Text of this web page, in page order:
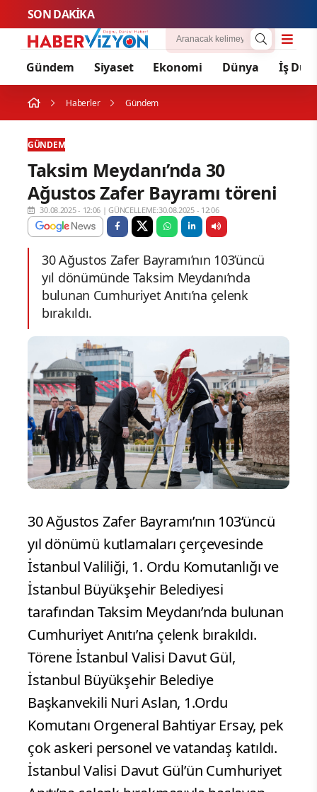
SON DAKİKA
Gündem Siyaset Ekonomi Dünya İş
Haberler Gündem
GÜNDEM
Taksim Meydanı’nda 30
Ağustos Zafer Bayramı töreni
30.08.2025 - 12:06 |GÜNCELLEME:30.08.2025 - 12:06
30 Ağustos Zafer Bayramı’nın 103’üncü
yıl dönümünde Taksim Meydanı’nda
bulunan Cumhuriyet Anıtı’na çelenk
bırakıldı.
30 Ağustos Zafer Bayramı’nın 103’üncü
yıl dönümü kutlamaları çerçevesinde
İstanbul Valiliği, 1. Ordu Komutanlığı ve
İstanbul Büyükşehir Belediyesi
tarafından Taksim Meydanı’nda bulunan
Cumhuriyet Anıtı’na çelenk bırakıldı.
Törene İstanbul Valisi Davut Gül,
İstanbul Büyükşehir Belediye
Başkanvekili Nuri Aslan, 1.Ordu
Komutanı Orgeneral Bahtiyar Ersay, pek
çok askeri personel ve vatandaş katıldı.
İstanbul Valisi Davut Gül’ün Cumhuriyet